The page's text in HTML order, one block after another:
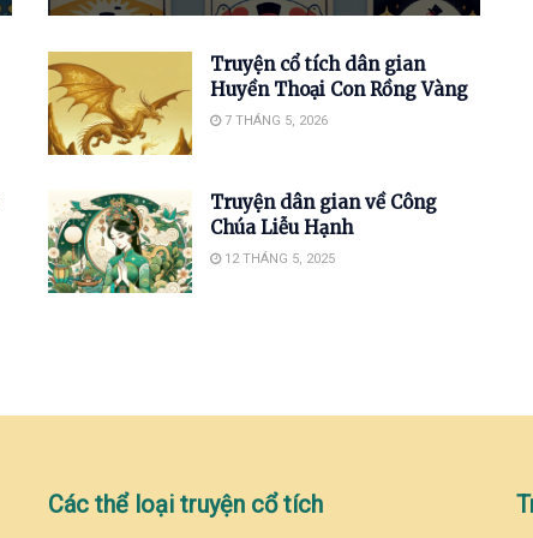
Truyện cổ tích dân gian
Huyền Thoại Con Rồng Vàng
7 THÁNG 5, 2026
Truyện dân gian về Công
Chúa Liễu Hạnh
12 THÁNG 5, 2025
Các thể loại truyện cổ tích